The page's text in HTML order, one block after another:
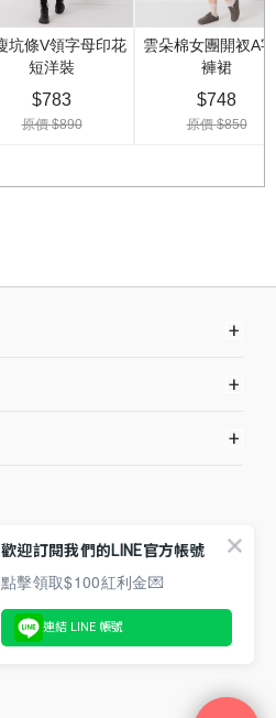
+
+
+
歡迎訂閱我們的LINE官方帳號
點擊領取$100紅利金💌
連結 LINE 帳號